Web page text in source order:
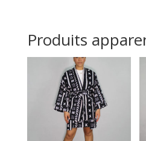
Produits